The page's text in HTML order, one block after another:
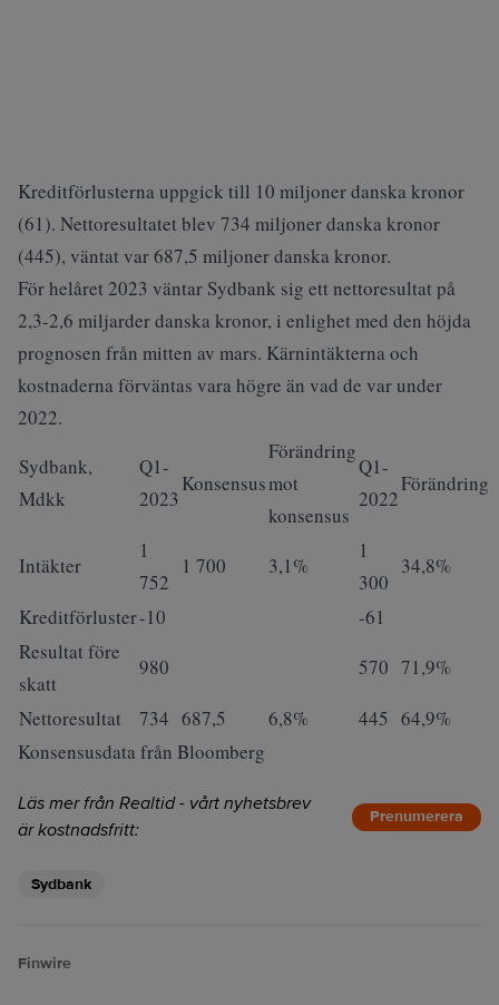
Kreditförlusterna uppgick till 10 miljoner danska kronor
(61). Nettoresultatet blev 734 miljoner danska kronor
(445), väntat var 687,5 miljoner danska kronor.
För helåret 2023 väntar Sydbank sig ett nettoresultat på
2,3-2,6 miljarder danska kronor, i enlighet med den höjda
prognosen från mitten av mars. Kärnintäkterna och
kostnaderna förväntas vara högre än vad de var under
2022.
Sydbank,
Mdkk
Q1-
2023
Konsensus
Förändring
mot
konsensus
Q1-
2022
Förändring
Intäkter
1
752
1 700 3,1%
1
300
34,8%
Kreditförluster-10
-61
Resultat före
skatt
980 570 71,9%
Nettoresultat
734 687,5 6,8% 445 64,9%
Konsensusdata från Bloomberg
Läs mer från Realtid - vårt nyhetsbrev
är kostnadsfritt:
Prenumerera
Sydbank
Finwire